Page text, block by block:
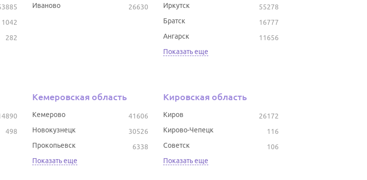
1042
282
26630
Иваново 55278
Иркутск
16777
Братск
11656
Ангарск
Показать еще
498
Кемеровская область
41606
Кемерово
30526
Новокузнецк
6338
Прокопьевск
Показать еще
Кировская область
26172
Киров
116
Кирово-Чепецк
106
Советск
Показать еще